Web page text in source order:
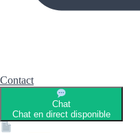
Contact
Chat
Chat en direct disponible